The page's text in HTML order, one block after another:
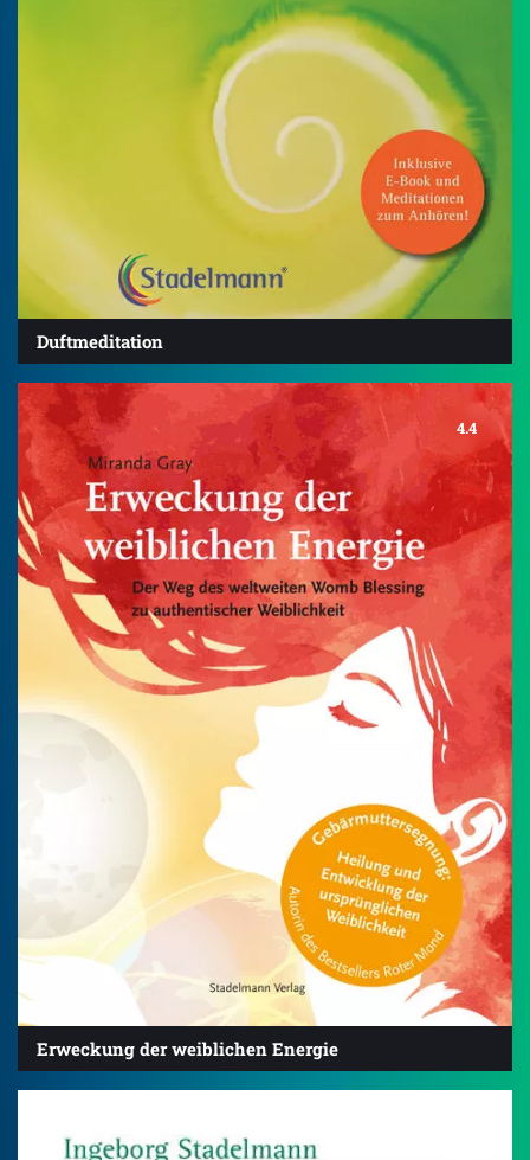
Duftmeditation
4.4
Erweckung der weiblichen Energie